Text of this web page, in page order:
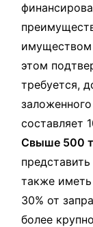
этом
требуется,
составляет
Свыше 500
также
30% от
более